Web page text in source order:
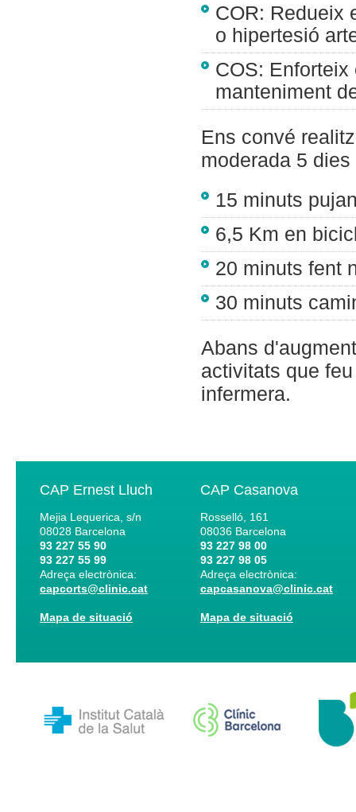
COR: Redueix
o hipertesió
COS:
manteniment
Ens convé
moderada 5
15 minuts
6,5 Km en
20 minuts fent
30 minuts
Abans
activitats que
infermera.
CAP Ernest Lluch
Mejia Lequerica, s/n
08028 Barcelona
93 227 55 90
93 227 55 99
Adreça electrònica:
capcorts@clinic.cat
Mapa de situació
CAP Casanova
Rosselló, 161
08036 Barcelona
93 227 98 00
93 227 98 05
Adreça electrònica:
capcasanova@clinic.cat
Mapa de situació